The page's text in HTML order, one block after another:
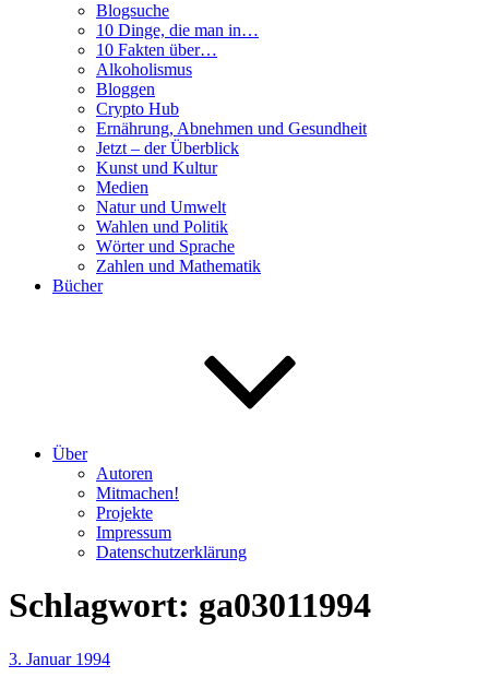
Blogsuche
10 Dinge, die man in…
10 Fakten über…
Alkoholismus
Bloggen
Crypto Hub
Ernährung, Abnehmen und Gesundheit
Jetzt – der Überblick
Kunst und Kultur
Medien
Natur und Umwelt
Wahlen und Politik
Wörter und Sprache
Zahlen und Mathematik
Bücher
Über
Autoren
Mitmachen!
Projekte
Impressum
Datenschutzerklärung
Schlagwort: ga03011994
Veröffentlicht
3. Januar 1994